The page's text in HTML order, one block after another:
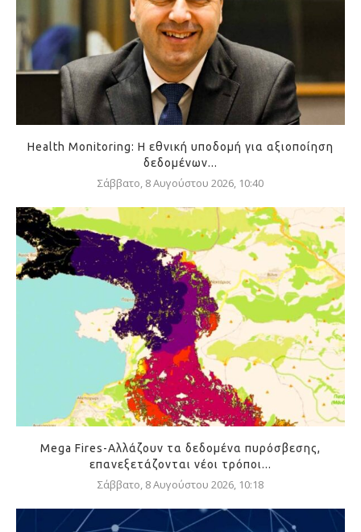
Health Monitoring: Η εθνική υποδομή για αξιοποίηση
δεδομένων...
Σάββατο, 8 Αυγούστου 2026, 10:40
Mega Fires-Αλλάζουν τα δεδομένα πυρόσβεσης,
επανεξετάζονται νέοι τρόποι...
Σάββατο, 8 Αυγούστου 2026, 10:18